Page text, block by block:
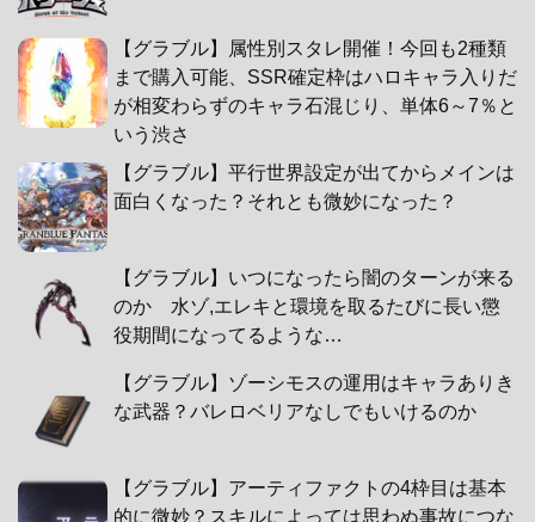
【グラブル】属性別スタレ開催！今回も2種類
まで購入可能、SSR確定枠はハロキャラ入りだ
が相変わらずのキャラ石混じり、単体6～7％と
いう渋さ
【グラブル】平行世界設定が出てからメインは
面白くなった？それとも微妙になった？
【グラブル】いつになったら闇のターンが来る
のか 水ゾ,エレキと環境を取るたびに長い懲
役期間になってるような…
【グラブル】ゾーシモスの運用はキャラありき
な武器？バレロベリアなしでもいけるのか
【グラブル】アーティファクトの4枠目は基本
的に微妙？スキルによっては思わぬ事故につな